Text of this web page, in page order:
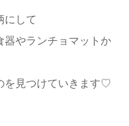
にして
器やランチョマットか
を見つけていきます♡